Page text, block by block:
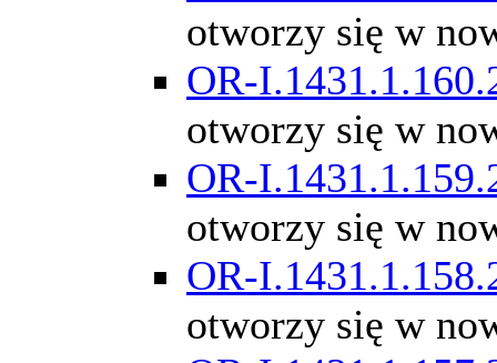
otworzy się w
OR-
otworzy się w
OR-
otworzy się w
OR-
otworzy się w